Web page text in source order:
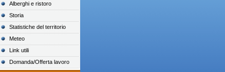
Alberghi e ristoro
Storia
Statistiche del territorio
Meteo
Link utili
Domanda/Offerta lavoro